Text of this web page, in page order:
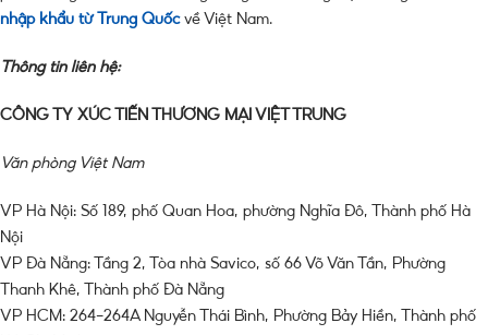
nhập khẩu từ Trung Quốcvề Việt Nam.
Thông tin liên hệ:
CÔNG TY XÚC TIẾN THƯƠNG MẠI VIỆT TRUNG
Văn phòng Việt Nam
VP Hà Nội: Số 189, phố Quan Hoa, phường Nghĩa Đô, Thành phố Hà
Nội
VP Đà Nẵng: Tầng 2, Tòa nhà Savico, số 66 Võ Văn Tần, Phường
Thanh Khê, Thành phố Đà Nẵng
VP HCM: 264-264A Nguyễn Thái Bình, Phường Bảy Hiền, Thành phố